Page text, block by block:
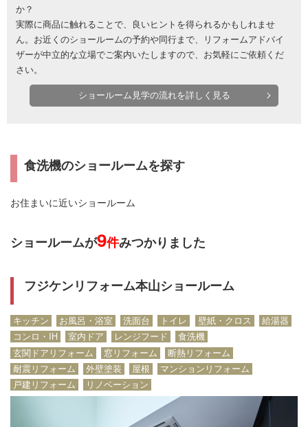
か？
実際に商品に触れることで、良いヒントを得られるかもしれませ
ん。お近くのショールームの予約や同行まで、リフォームアドバイ
ザーが中立的な立場でご案内いたしますので、お気軽にご依頼くだ
さい。
ショールーム見学の流れを詳しく見る
食洗機のショールームを探す
お住まいに近いショールーム
ショールームが9件みつかりました
フジケンリフォーム本山ショールーム
キッチン お風呂・浴室 洗面台 トイレ 壁紙・クロス
給湯器
コンロ・IH
室内ドア レンジフード
食洗機
玄関ドアリフォーム
窓リフォーム
断熱リフォーム
耐震リフォーム
外壁塗装 屋根
マンションリフォーム
戸建リフォーム
リノベーション